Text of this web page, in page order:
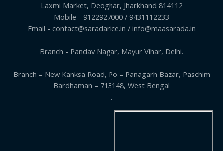
Laxmi Market, Deoghar, Jharkhand 814112
Mobile - 9122927000 / 9431112233
Email - contact@saradarice.in / info@maasarada.in
Branch - Pandav Nagar, Mayur Vihar, Delhi.
Branch – New Kanksa Road, Po – Panagarh Bazar, Paschim
Bardhaman – 713148, West Bengal
.